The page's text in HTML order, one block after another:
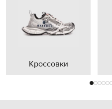
Кроссовки